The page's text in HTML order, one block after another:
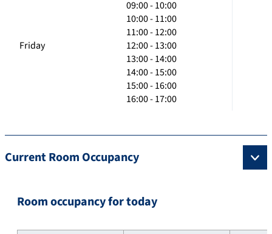
Friday
09:00 - 10:00
10:00 - 11:00
11:00 - 12:00
12:00 - 13:00
13:00 - 14:00
14:00 - 15:00
15:00 - 16:00
16:00 - 17:00
Current Room Occupancy
Room occupancy for today